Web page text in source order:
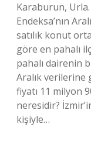
Karaburun, Urla.
Endeksa’nın
satılık konut
göre en pahalı
pahalı dairenin
Aralık verilerine
fiyatı 11 milyon
neresidir?
kişiyle…